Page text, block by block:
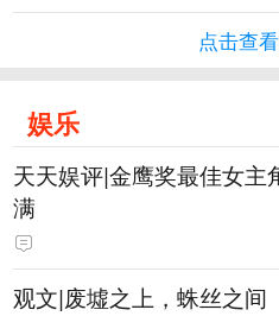
点击查
娱乐
天天娱评|金鹰奖最佳女主
满
观文|废墟之上，蛛丝之间